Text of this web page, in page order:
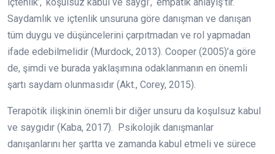
içtenlik’, ‘koşulsuz kabul ve saygı’, ‘empatik anlayış’tır.
Saydamlık ve içtenlik unsuruna göre danışman ve danışan
tüm duygu ve düşüncelerini çarpıtmadan ve rol yapmadan
ifade edebilmelidir (Murdock, 2013). Cooper (2005)’a göre
de, şimdi ve burada yaklaşımına odaklanmanın en önemli
şartı saydam olunmasıdır (Akt., Corey, 2015).
Terapötik ilişkinin önemli bir diğer unsuru da koşulsuz kabul
ve saygıdır (Kaba, 2017). Psikolojik danışmanlar
danışanlarını her şartta ve zamanda kabul etmeli ve sürece